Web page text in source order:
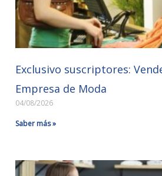
Exclusivo suscriptores:
Empresa de Moda
04/08/2026
Saber más »